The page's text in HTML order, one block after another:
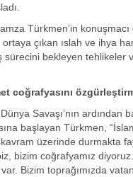
Türkmen’in
çıkan ıslah ve ihya
sürecini bekleyen tehlikeler
coğrafyasını
Savaşı’nın
başlayan Türkmen,
üzerinde durmakta
bizim coğrafyamız
Bizim toprağımızda